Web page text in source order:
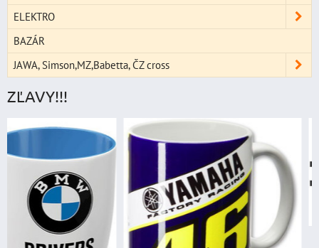
ELEKTRO
BAZÁR
JAWA, Simson,MZ,Babetta, ČZ cross
ZĽAVY!!!
štartovací